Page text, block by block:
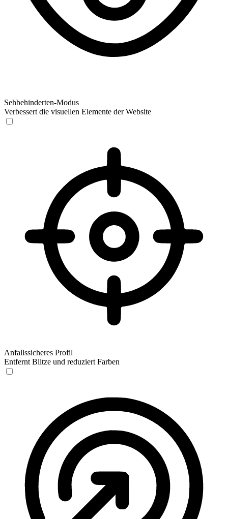
Sehbehinderten-Modus
Verbessert die visuellen Elemente der Website
Anfallssicheres Profil
Entfernt Blitze und reduziert Farben